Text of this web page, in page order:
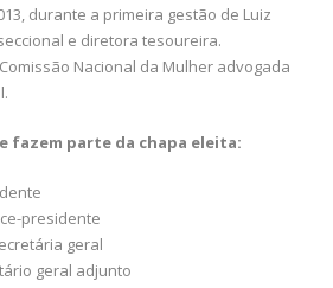
durante a primeira gestão de Luiz
e diretora tesoureira.
Nacional da Mulher advogada
fazem parte da chapa eleita:
presidente
geral
geral adjunto